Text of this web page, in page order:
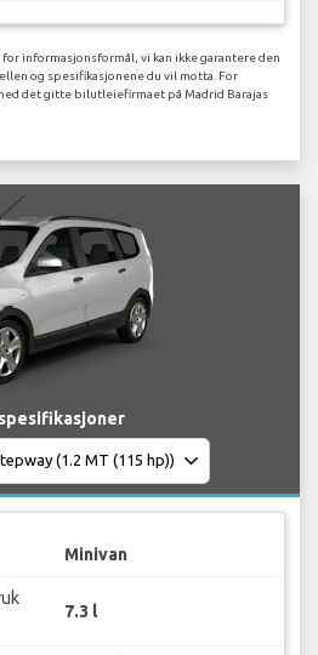
informasjonsformål, vi kan ikke garantere den
og spesifikasjonene du vil motta. For
det gitte bilutleiefirmaet på Madrid Barajas
Minivan
7.3 l